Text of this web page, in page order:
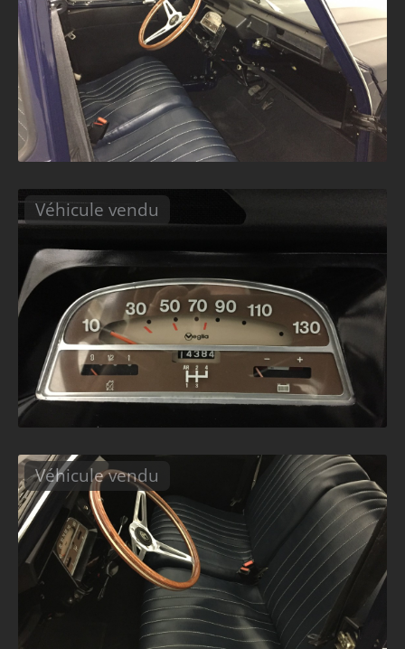
Véhicule vendu
Véhicule vendu